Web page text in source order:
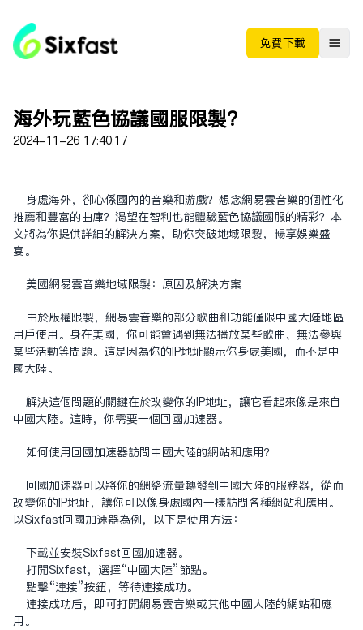
免费下载
海外玩蓝色协议国服限制？
2024-11-26 17:40:17
身处海外，却心系国内的音乐和游戏？想念网易云音乐的个性化
推荐和丰富的曲库？渴望在智利也能体验蓝色协议国服的精彩？本
文将为你提供详细的解决方案，助你突破地域限制，畅享娱乐盛
宴。
美国网易云音乐地域限制：原因及解决方案
由于版权限制，网易云音乐的部分歌曲和功能仅限中国大陆地区
用户使用。身在美国，你可能会遇到无法播放某些歌曲、无法参与
某些活动等问题。这是因为你的IP地址显示你身处美国，而不是中
国大陆。
解决这个问题的关键在于改变你的IP地址，让它看起来像是来自
中国大陆。这时，你需要一个回国加速器。
如何使用回国加速器访问中国大陆的网站和应用？
回国加速器可以将你的网络流量转发到中国大陆的服务器，从而
改变你的IP地址，让你可以像身处国内一样访问各种网站和应用。
以Sixfast回国加速器为例，以下是使用方法：
下载并安装Sixfast回国加速器。
打开Sixfast，选择“中国大陆”节点。
点击“连接”按钮，等待连接成功。
连接成功后，即可打开网易云音乐或其他中国大陆的网站和应
用。